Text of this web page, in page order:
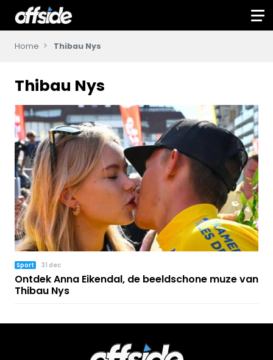
Home Thibau Nys
Thibau Nys
Sport 31 dec
Ontdek Anna Eikendal, de beeldschone muze van
Thibau Nys